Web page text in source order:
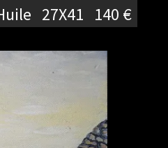
27X41 140 €